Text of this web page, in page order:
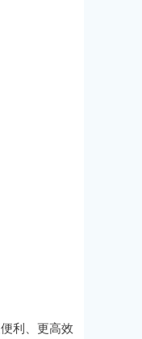
利、更高效